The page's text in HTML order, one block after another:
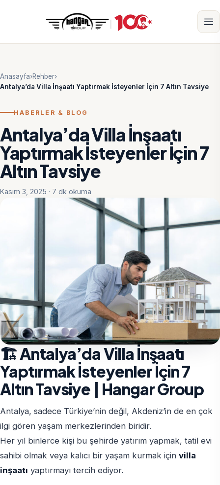
Anasayfa›Rehber›
Antalya’da Villa İnşaatı Yaptırmak İsteyenler İçin 7 Altın Tavsiye
HABERLER & BLOG
Antalya’da Villa İnşaatı
Yaptırmak İsteyenler İçin 7
Altın Tavsiye
Kasım 3, 2025 · 7 dk okuma
🏗️ Antalya’da Villa İnşaatı
Yaptırmak İsteyenler İçin 7
Altın Tavsiye | Hangar Group
Antalya, sadece Türkiye’nin değil, Akdeniz’in de en çok
ilgi gören yaşam merkezlerinden biridir.
Her yıl binlerce kişi bu şehirde yatırım yapmak, tatil evi
sahibi olmak veya kalıcı bir yaşam kurmak için villa
inşaatı yaptırmayı tercih ediyor.